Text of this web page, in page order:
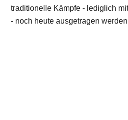
traditionelle Kämpfe - lediglich
- noch heute ausgetragen